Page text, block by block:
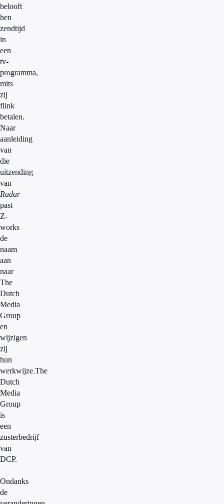
belooft
hen
zendtijd
in
een
tv-
programma,
mits
zij
flink
betalen.
Naar
aanleiding
van
die
uitzending
van
Radar
past
Z-
works
de
naam
aan
naar
The
Dutch
Media
Group
en
wijzigen
zij
hun
werkwijze.The
Dutch
Media
Group
is
een
zusterbedrijf
van
DCP.
Ondanks
de